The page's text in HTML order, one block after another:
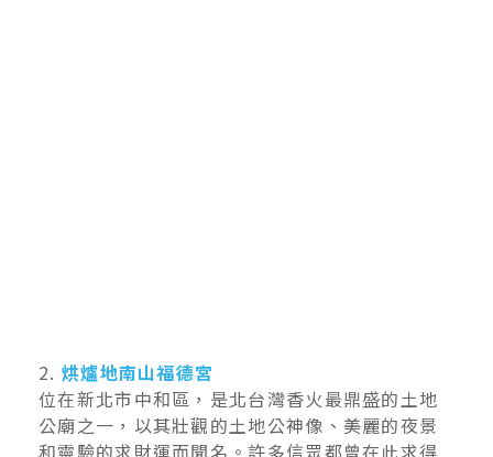
2. 烘爐地南山福德宮
位在新北市中和區，是北台灣香火最鼎盛的土地
公廟之一，以其壯觀的土地公神像、美麗的夜景
和靈驗的求財運而聞名。許多信眾都曾在此求得